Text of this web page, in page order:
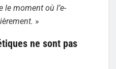
le moment où l’e-
»
ne sont pas